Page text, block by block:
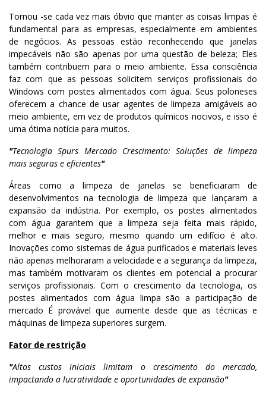
Tornou -se cada vez mais óbvio que manter as coisas limpas é
fundamental para as empresas, especialmente em ambientes
de negócios. As pessoas estão reconhecendo que janelas
impecáveis não são apenas por uma questão de beleza; Eles
também contribuem para o meio ambiente. Essa consciência
faz com que as pessoas solicitem serviços profissionais do
Windows com postes alimentados com água. Seus poloneses
oferecem a chance de usar agentes de limpeza amigáveis ao
meio ambiente, em vez de produtos químicos nocivos, e isso é
uma ótima notícia para muitos.
"Tecnologia Spurs Mercado Crescimento: Soluções de limpeza
mais seguras e eficientes"
Áreas como a limpeza de janelas se beneficiaram de
desenvolvimentos na tecnologia de limpeza que lançaram a
expansão da indústria. Por exemplo, os postes alimentados
com água garantem que a limpeza seja feita mais rápido,
melhor e mais seguro, mesmo quando um edifício é alto.
Inovações como sistemas de água purificados e materiais leves
não apenas melhoraram a velocidade e a segurança da limpeza,
mas também motivaram os clientes em potencial a procurar
serviços profissionais. Com o crescimento da tecnologia, os
postes alimentados com água limpa são a participação de
mercado É provável que aumente desde que as técnicas e
máquinas de limpeza superiores surgem.
Fator de restrição
"Altos custos iniciais limitam o crescimento do mercado,
impactando a lucratividade e oportunidades de expansão"